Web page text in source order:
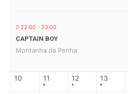
22:00 - 23:00
CAPTAIN BOY
Montanha da Penha
10 11 12 13